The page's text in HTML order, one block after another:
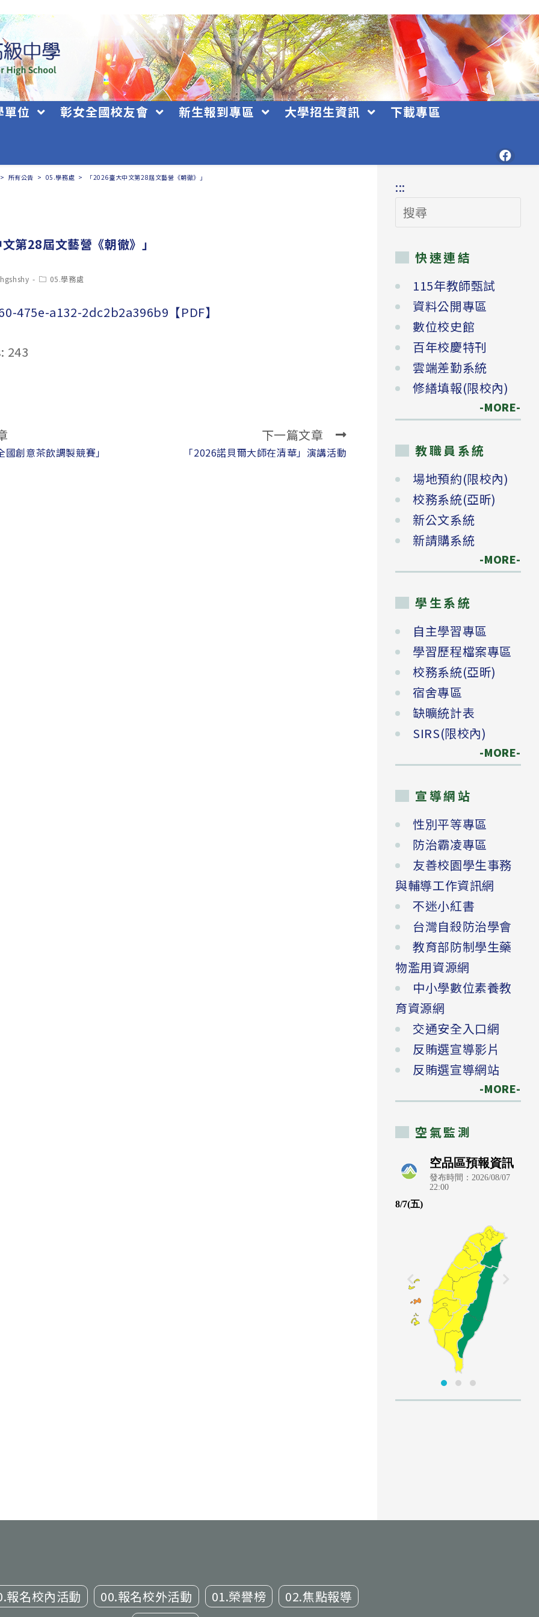
單位 彰女全國校友會 新生報到專區 大學招生資訊 下載專區
> 所有公告 > 05.學務處 > 「2026臺大中文第28屆文藝營《朝徹》」
第28屆文藝營《朝徹》」
Post05.學務處
475e-a132-2dc2b2a396b9【PDF】
243
創意茶飲調製競賽」
下一篇文章
「2026諾貝爾大師在清華」演講活動
:::
搜
尋
快速連結
115年教師甄試
資料公開專區
數位校史館
百年校慶特刊
雲端差勤系統
修繕填報(限校內)
-MORE-
教職員系統
場地預約(限校內)
校務系統(亞昕)
新公文系統
新請購系統
-MORE-
學生系統
自主學習專區
學習歷程檔案專區
校務系統(亞昕)
宿舍專區
缺曠統計表
SIRS(限校內)
-MORE-
宣導網站
性別平等專區
防治霸凌專區
友善校園學生事務
與輔導工作資訊網
不迷小紅書
台灣自殺防治學會
教育部防制學生藥
物濫用資源網
中小學數位素養教
育資源網
交通安全入口網
反賄選宣導影片
反賄選宣導網站
-MORE-
空氣監測
報名校內活動 00.報名校外活動 01.榮譽榜
02.焦點報導